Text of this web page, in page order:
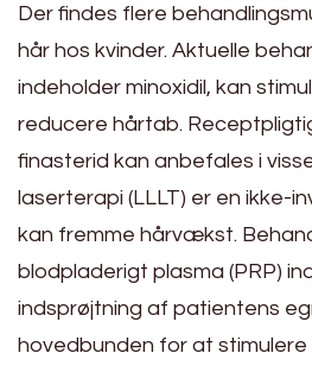
Der findes flere
hår hos kvinder. Aktuelle
indeholder minoxidil, kan
reducere hårtab.
finasterid kan anbefales i
laserterapi (LLLT) er en ikke-
kan fremme hårvækst.
blodpladerigt plasma (PRP)
indsprøjtning af patientens
hovedbunden for at